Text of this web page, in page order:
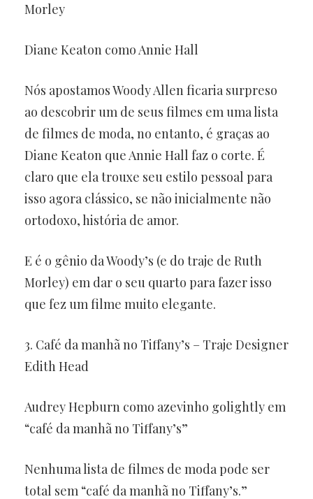
Morley
Diane Keaton como Annie Hall
Nós apostamos Woody Allen ficaria surpreso
ao descobrir um de seus filmes em uma lista
de filmes de moda, no entanto, é graças ao
Diane Keaton que Annie Hall faz o corte. É
claro que ela trouxe seu estilo pessoal para
isso agora clássico, se não inicialmente não
ortodoxo, história de amor.
E é o gênio da Woody’s (e do traje de Ruth
Morley) em dar o seu quarto para fazer isso
que fez um filme muito elegante.
3. Café da manhã no Tiffany’s – Traje Designer
Edith Head
Audrey Hepburn como azevinho golightly em
“café da manhã no Tiffany’s”
Nenhuma lista de filmes de moda pode ser
total sem “café da manhã no Tiffany’s.”